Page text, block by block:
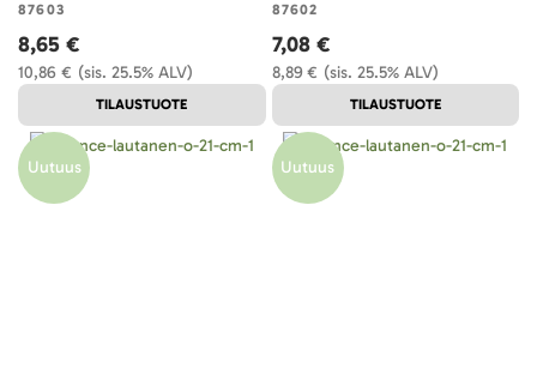
87603
(sis. 25.5% ALV)
10,86 €
8,65 €
TILAUSTUOTE
87602
(sis. 25.5% ALV)
8,89 €
7,08 €
TILAUSTUOTE
Uutuus Uutuus